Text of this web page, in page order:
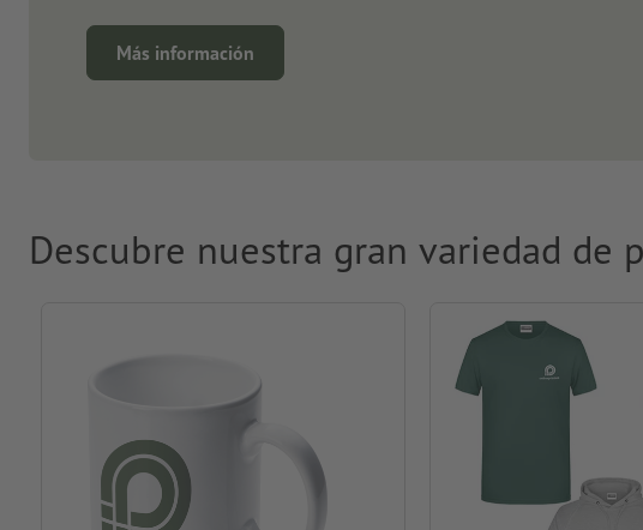
Más información
Descubre nuestra gran variedad de